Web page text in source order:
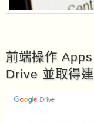
前端操作
Drive 並取得